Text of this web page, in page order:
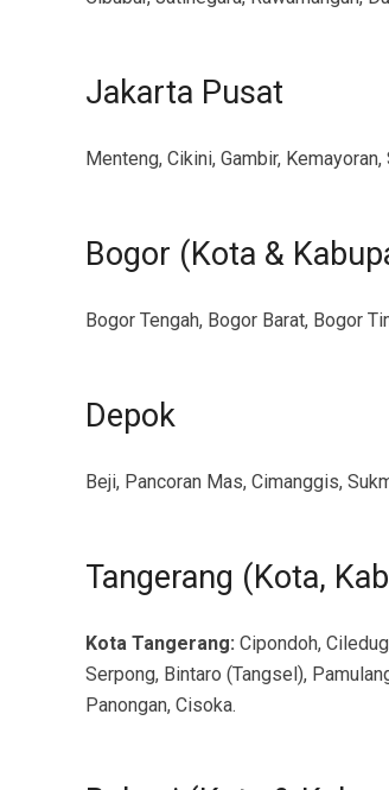
Jakarta Pusat
Menteng, Cikini, Gambir,
Bogor (Kota &
Bogor Tengah, Bogor Barat, Bogor
Depok
Beji, Pancoran Mas, Cimanggis,
Tangerang (Kota,
Kota Tangerang: Cipondoh,
Serpong, Bintaro (Tangsel),
Panongan, Cisoka.